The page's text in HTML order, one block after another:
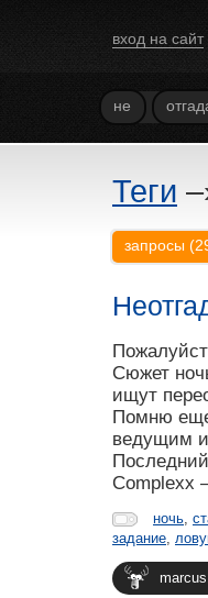
вход на сайт
не
Теги
запросы (
Сюжет
ищут
Помню
ведущим
Complexx
ночь,
задание,